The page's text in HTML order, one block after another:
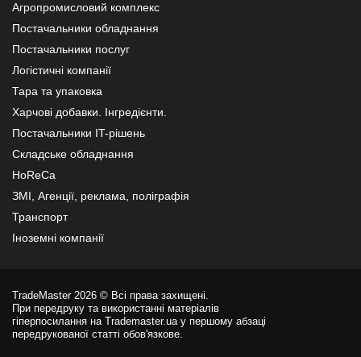
Агропромисловий комплекс
Постачальники обладнання
Постачальники послуг
Логістичні компанії
Тара та упаковка
Харчові добавки. Інгредієнти.
Постачальники IT-рішень
Складське обладнання
HoReCa
ЗМІ, Агенції, реклама, поліграфія
Транспорт
Іноземні компанії
TradeMaster 2026 © Всі права захищені.
При передруку та використанні матеріалів
гіперпосилання на Trademaster.ua у першому абзаці
передрукованої статті обов'язкове.